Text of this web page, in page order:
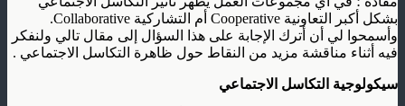
بشكل أكبر التعاونية Cooperative أم التشاركية Collaborative.
وأسمحوا لي أن أترك الإجابة على هذا السؤال إلى مقال تالي ولنفكر
فيه أثناء مناقشة مزيد من النقاط حول ظاهرة التكاسل الاجتماعي .
سيكولوجية التكاسل الاجتماعي